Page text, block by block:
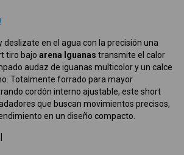
deslizate en el agua con la precisión una
tiro bajo arena Iguanas transmite el calor
audaz de iguanas multicolor y un calce
Totalmente forrado para mayor
cordón interno ajustable, este short
que buscan movimientos precisos,
en un diseño compacto.